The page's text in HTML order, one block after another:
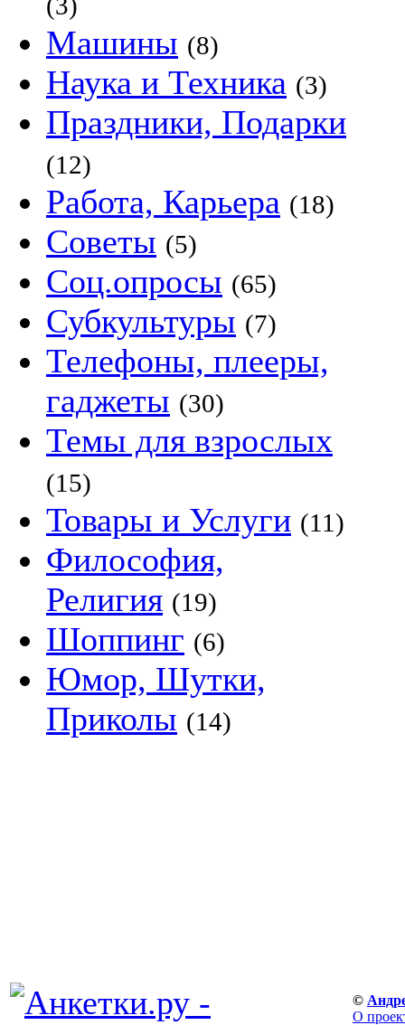
Машины (8)
Наука и Техника (3)
Праздники, Подарки
(12)
Работа, Карьера (18)
Советы (5)
Соц.опросы (65)
Субкультуры (7)
Телефоны, плееры,
гаджеты (30)
Темы для взрослых
(15)
Товары и Услуги (11)
Философия,
Религия (19)
Шоппинг (6)
Юмор, Шутки,
Приколы (14)
©
О